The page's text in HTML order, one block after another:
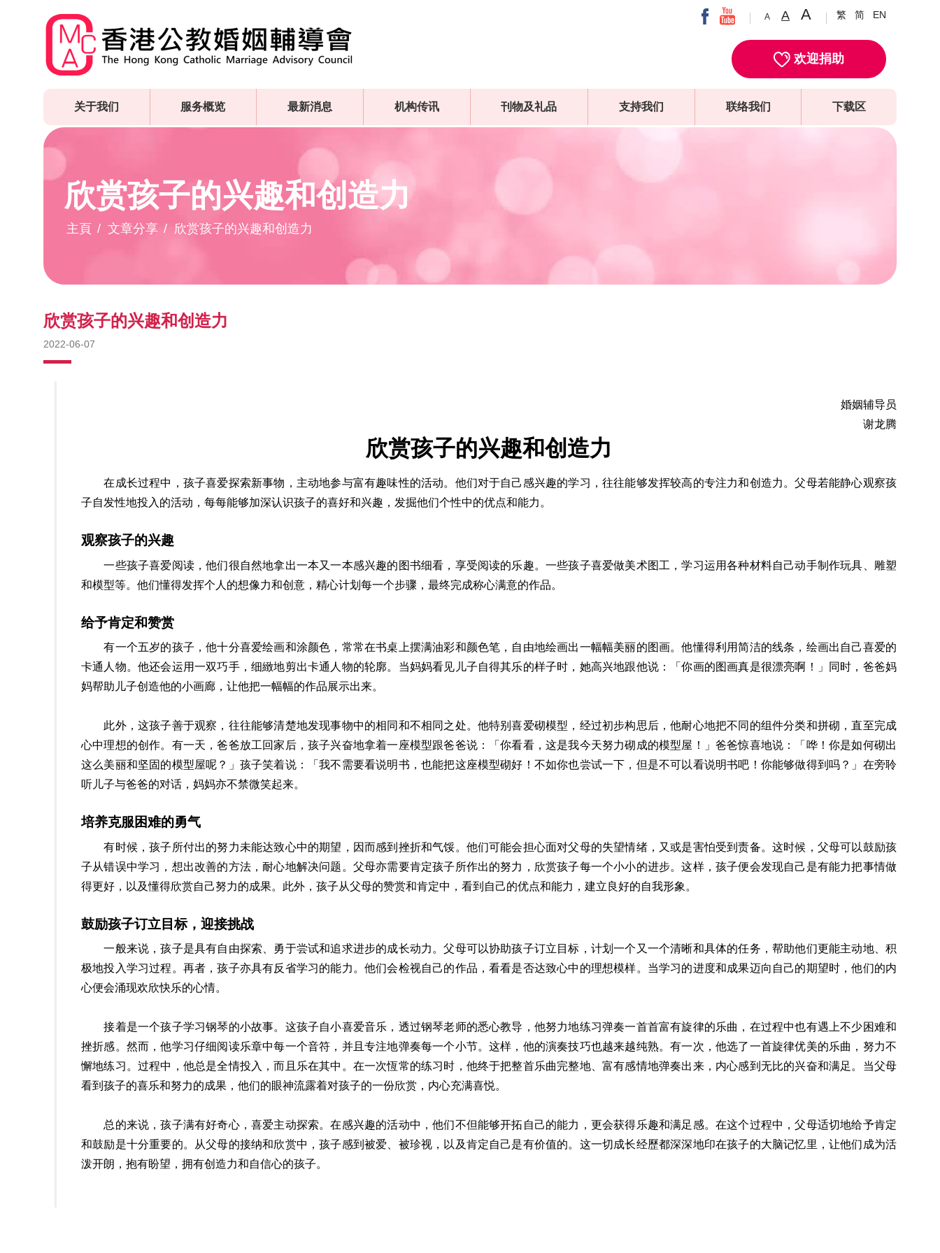
A A A 繁 简 EN
欢迎捐助
关于我们 服务概览 最新消息 机构传讯 刊物及礼品 支持我们 联络我们 下载区
欣赏孩子的兴趣和创造力
主頁 文章分享 欣赏孩子的兴趣和创造力
欣赏孩子的兴趣和创造力
2022-06-07
婚姻辅导员
谢龙腾
欣赏孩子的兴趣和创造力
在成长过程中，孩子喜爱探索新事物，主动地参与富有趣味性的活动。他们对于自己感兴趣的学习，往往能够发挥较高的专注力和创造力。父母若能静心观察孩
子自发性地投入的活动，每每能够加深认识孩子的喜好和兴趣，发掘他们个性中的优点和能力。
观察孩子的兴趣
一些孩子喜爱阅读，他们很自然地拿出一本又一本感兴趣的图书细看，享受阅读的乐趣。一些孩子喜爱做美术图工，学习运用各种材料自己动手制作玩具、雕塑
和模型等。他们懂得发挥个人的想像力和创意，精心计划每一个步骤，最终完成称心满意的作品。
给予肯定和赞赏
有一个五岁的孩子，他十分喜爱绘画和涂颜色，常常在书桌上摆满油彩和颜色笔，自由地绘画出一幅幅美丽的图画。他懂得利用简洁的线条，绘画出自己喜爱的
卡通人物。他还会运用一双巧手，细緻地剪出卡通人物的轮廓。当妈妈看见儿子自得其乐的样子时，她高兴地跟他说：「你画的图画真是很漂亮啊！」同时，爸爸妈
妈帮助儿子创造他的小画廊，让他把一幅幅的作品展示出来。
此外，这孩子善于观察，往往能够清楚地发现事物中的相同和不相同之处。他特别喜爱砌模型，经过初步构思后，他耐心地把不同的组件分类和拼砌，直至完成
心中理想的创作。有一天，爸爸放工回家后，孩子兴奋地拿着一座模型跟爸爸说：「你看看，这是我今天努力砌成的模型屋！」爸爸惊喜地说：「哗！你是如何砌出
这么美丽和坚固的模型屋呢？」孩子笑着说：「我不需要看说明书，也能把这座模型砌好！不如你也尝试一下，但是不可以看说明书吧！你能够做得到吗？」在旁聆
听儿子与爸爸的对话，妈妈亦不禁微笑起来。
培养克服困难的勇气
有时候，孩子所付出的努力未能达致心中的期望，因而感到挫折和气馁。他们可能会担心面对父母的失望情绪，又或是害怕受到责备。这时候，父母可以鼓励孩
子从错误中学习，想出改善的方法，耐心地解决问题。父母亦需要肯定孩子所作出的努力，欣赏孩子每一个小小的进步。这样，孩子便会发现自己是有能力把事情做
得更好，以及懂得欣赏自己努力的成果。此外，孩子从父母的赞赏和肯定中，看到自己的优点和能力，建立良好的自我形象。
鼓励孩子订立目标，迎接挑战
一般来说，孩子是具有自由探索、勇于尝试和追求进步的成长动力。父母可以协助孩子订立目标，计划一个又一个清晰和具体的任务，帮助他们更能主动地、积
极地投入学习过程。再者，孩子亦具有反省学习的能力。他们会检视自己的作品，看看是否达致心中的理想模样。当学习的进度和成果迈向自己的期望时，他们的内
心便会涌现欢欣快乐的心情。
接着是一个孩子学习钢琴的小故事。这孩子自小喜爱音乐，透过钢琴老师的悉心教导，他努力地练习弹奏一首首富有旋律的乐曲，在过程中也有遇上不少困难和
挫折感。然而，他学习仔细阅读乐章中每一个音符，并且专注地弹奏每一个小节。这样，他的演奏技巧也越来越纯熟。有一次，他选了一首旋律优美的乐曲，努力不
懈地练习。过程中，他总是全情投入，而且乐在其中。在一次恆常的练习时，他终于把整首乐曲完整地、富有感情地弹奏出来，内心感到无比的兴奋和满足。当父母
看到孩子的喜乐和努力的成果，他们的眼神流露着对孩子的一份欣赏，内心充满喜悦。
总的来说，孩子满有好奇心，喜爱主动探索。在感兴趣的活动中，他们不但能够开拓自己的能力，更会获得乐趣和满足感。在这个过程中，父母适切地给予肯定
和鼓励是十分重要的。从父母的接纳和欣赏中，孩子感到被爱、被珍视，以及肯定自己是有价值的。这一切成长经歷都深深地印在孩子的大脑记忆里，让他们成为活
泼开朗，抱有盼望，拥有创造力和自信心的孩子。